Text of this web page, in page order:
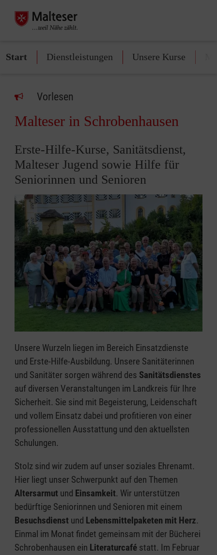
Start Dienstleistungen Unsere Kurse
Vorlesen
Malteser in Schrobenhausen
Erste-Hilfe-Kurse, Sanitätsdienst,
Malteser Jugend sowie Hilfe für
Seniorinnen und Senioren
Unsere Wurzeln liegen im Bereich Einsatzdienste
und Erste-Hilfe-Ausbildung. Unsere Sanitäterinnen
und Sanitäter sorgen während des Sanitätsdienstes
auf diversen Veranstaltungen im Landkreis für Ihre
Sicherheit. Sie sind mit Begeisterung, Leidenschaft
und vollem Einsatz dabei und profitieren von einer
professionellen Ausstattung und den aktuellsten
Schulungen.
Stolz sind wir zudem auf unser soziales Ehrenamt.
Hier liegt unser Schwerpunkt auf den Themen
Altersarmut und Einsamkeit. Wir unterstützen
bedürftige Seniorinnen und Senioren mit einem
Besuchsdienst und Lebensmittelpaketen mit Herz.
Einmal im Monat findet gemeinsam mit der Bücherei
Schrobenhausen ein Literaturcafé statt. Im Februar